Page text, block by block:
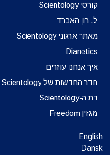
קורסי Scientology
ל. רון האברד
מאתר ארגוני Scientology
Dianetics
איך אנחנו עוזרים
חדר החדשות של Scientology
דת ה-Scientology
מגזין Freedom
English
Dansk